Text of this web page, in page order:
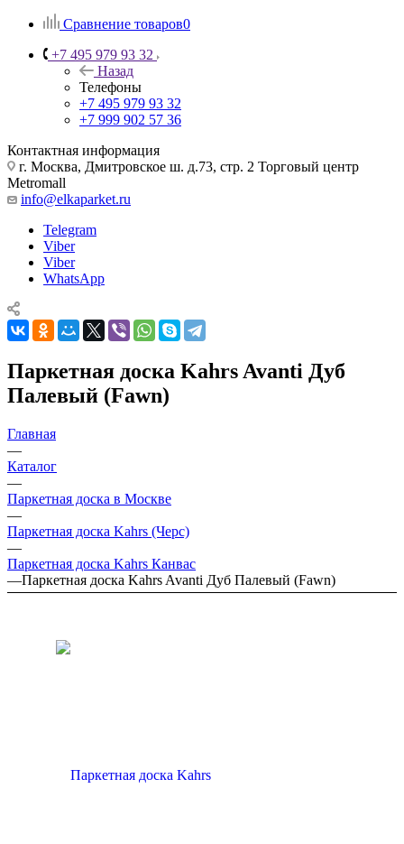
Сравнение товаров0
+7 495 979 93 32
Назад
Телефоны
+7 495 979 93 32
+7 999 902 57 36
Контактная информация
г. Москва, Дмитровское ш. д.73, стр. 2 Торговый центр
Metromall
info@elkaparket.ru
Telegram
Viber
Viber
WhatsApp
Паркетная доска Kahrs Avanti Дуб
Палевый (Fawn)
Главная
—
Каталог
—
Паркетная доска в Москве
—
Паркетная доска Kahrs (Черс)
—
Паркетная доска Kahrs Канвас
—Паркетная доска Kahrs Avanti Дуб Палевый (Fawn)